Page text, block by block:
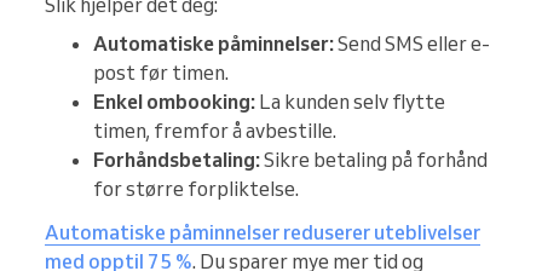
Automatiske påminnelser:Send SMS eller e-
post før timen.
Enkel ombooking: La kunden selv flytte
timen, fremfor å avbestille.
Forhåndsbetaling:Sikre betaling på forhånd
for større forpliktelse.
Automatiske påminnelser reduserer uteblivelser
med opptil 75 %. Du sparer mye mer tid og